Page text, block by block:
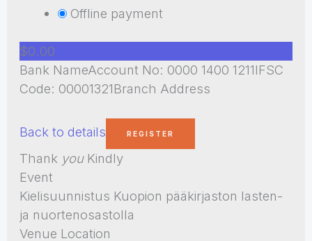
Offline payment
$0.00
Bank NameAccount No: 0000 1400 1211IFSC
Code: 00001321Branch Address
Back to details
Thank youKindly
Event
Kielisuunnistus Kuopion pääkirjaston lasten-
ja nuortenosastolla
Venue Location